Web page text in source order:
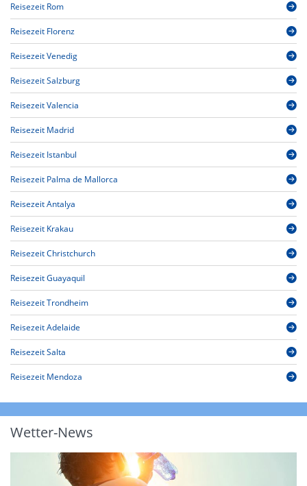
Reisezeit Rom
Reisezeit Florenz
Reisezeit Venedig
Reisezeit Salzburg
Reisezeit Valencia
Reisezeit Madrid
Reisezeit Istanbul
Reisezeit Palma de Mallorca
Reisezeit Antalya
Reisezeit Krakau
Reisezeit Christchurch
Reisezeit Guayaquil
Reisezeit Trondheim
Reisezeit Adelaide
Reisezeit Salta
Reisezeit Mendoza
Wetter-News